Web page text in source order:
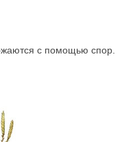
с помощью спор.